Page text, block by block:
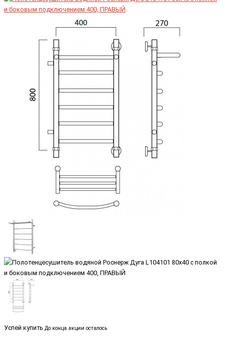
Успей купить До конца акции осталось